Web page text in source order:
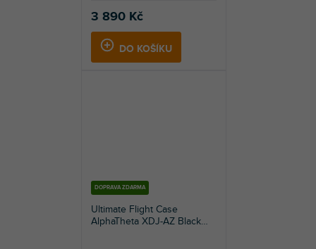
3 890 Kč
DO KOŠÍKU
DOPRAVA ZDARMA
Ultimate Flight Case
AlphaTheta XDJ-AZ Black